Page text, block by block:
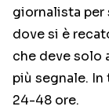
giornalista per
dove si è
che deve solo
più segnale.
24-48 ore.